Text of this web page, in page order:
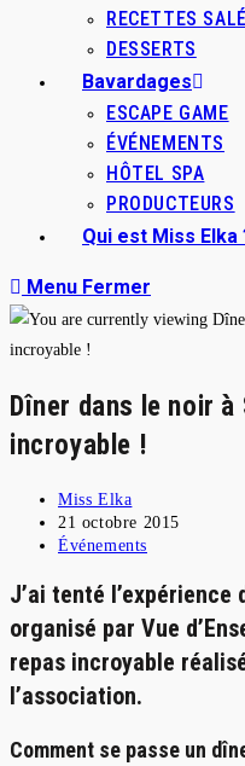
RECETTES
DESSERTS
Bavardages
ESCAPE GAME
ÉVÉNEMENTS
HÔTEL SPA
PRODUCTEURS
Qui est Miss Elka
Menu Fermer
Dîner dans le noir
incroyable !
Auteur/autrice
de
la
Miss Elka
Publication
publiée :
21 octobre 2015
Post
Événements
J’ai tenté l’expérience
organisé par Vue
repas incroyable
l’association.
Comment se passe un